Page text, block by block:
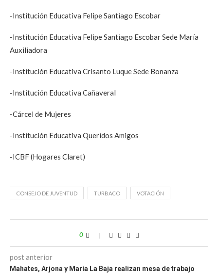
-Institución Educativa Felipe Santiago Escobar
-Institución Educativa Felipe Santiago Escobar Sede María
Auxiliadora
-Institución Educativa Crisanto Luque Sede Bonanza
-Institución Educativa Cañaveral
-Cárcel de Mujeres
-Institución Educativa Queridos Amigos
-ICBF (Hogares Claret)
CONSEJO DE JUVENTUD TURBACO VOTACIÓN
0
post anterior
Mahates, Arjona y María La Baja realizan mesa de trabajo